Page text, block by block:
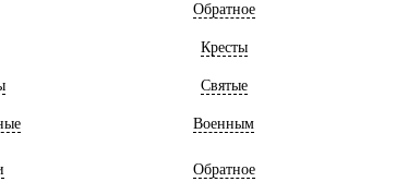
Обратное
Кресты
Святые
Военным
Обратное